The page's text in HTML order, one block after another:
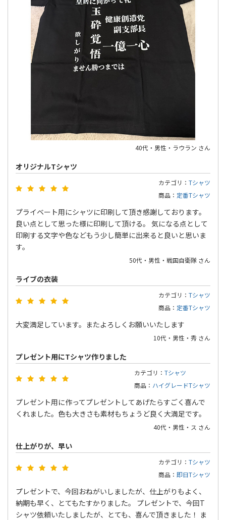
40代・男性・ラウラン さん
オリジナルTシャツ
カテゴリ： Tシャツ
商品： 定番Tシャツ
プライベート用にシャツに印刷して頂き感謝しております。
良い点として思った様に印刷して頂ける。 気になる点として
印刷する文字や色などもう少し簡単に出来ると良いと思いま
す。
50代・男性・戦国自衛隊 さん
ライブの衣装
カテゴリ： Tシャツ
商品： 定番Tシャツ
大変満足しています。またよろしくお願いいたします
10代・男性・秀 さん
プレゼント用にTシャツ作りました
カテゴリ： Tシャツ
商品： ハイグレードTシャツ
プレゼント用に作ってプレゼントしてあげたらすごく喜んで
くれました。色も大きさも素材もちょうど良く大満足です。
40代・男性・ス さん
仕上がりが、早い
カテゴリ： Tシャツ
商品： 即日Tシャツ
プレゼントで、今回おねがいしましたが、仕上がりもよく、
納期も早く、とてもたすかりました。 プレゼントで、今回T
シャツ依頼いたしましたが、とても、喜んで頂きました！ ま